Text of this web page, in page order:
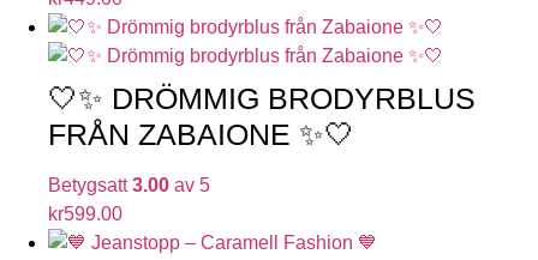
🤍✨ DRÖMMIG BRODYRBLUS
FRÅN ZABAIONE ✨🤍
Betygsatt3.00 av 5
kr599.00